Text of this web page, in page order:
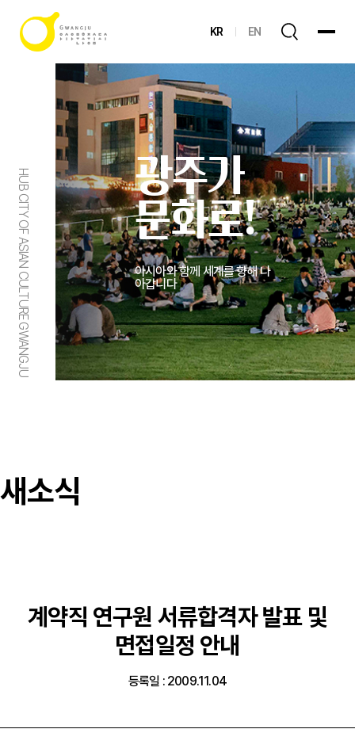
KR EN
HUB CITY OF ASIAN CULTURE GWANGJU
광주가
문화로!
아시아와 함께 세계를 향해 나
아갑니다
새소식
계약직 연구원 서류합격자 발표 및
면접일정 안내
등록일 : 2009.11.04